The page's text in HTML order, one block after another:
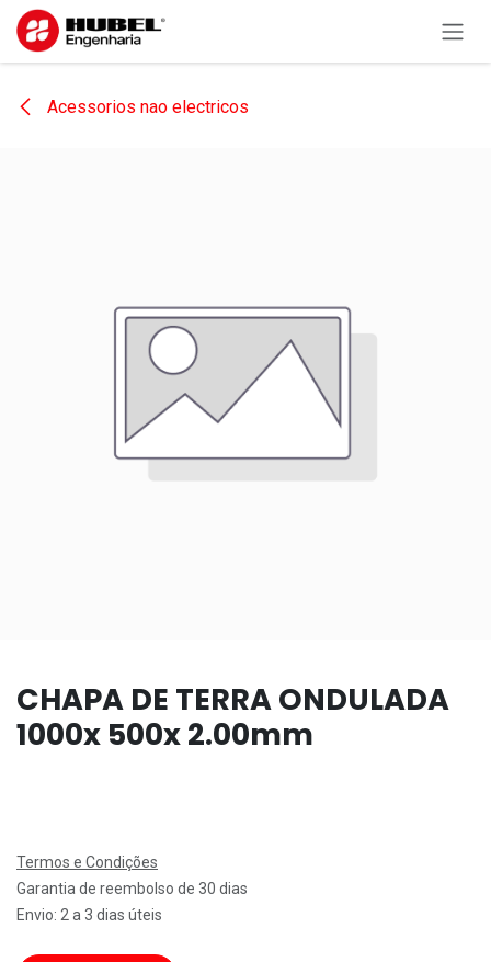
Pular para o conteúdo
Acessorios nao electricos
CHAPA DE TERRA ONDULADA
1000x 500x 2.00mm
Termos e Condições
Garantia de reembolso de 30 dias
Envio: 2 a 3 dias úteis